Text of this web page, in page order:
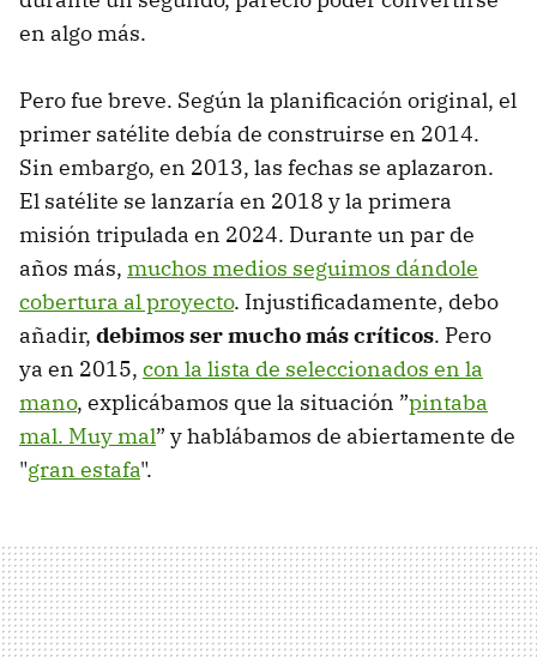
en algo más.
Pero fue breve. Según la planificación original, el
primer satélite debía de construirse en 2014.
Sin embargo, en 2013, las fechas se aplazaron.
El satélite se lanzaría en 2018 y la primera
misión tripulada en 2024. Durante un par de
años más, muchos medios seguimos dándole
cobertura al proyecto. Injustificadamente, debo
añadir, debimos ser mucho más críticos. Pero
ya en 2015, con la lista de seleccionados en la
mano, explicábamos que la situación ”pintaba
mal. Muy mal” y hablábamos de abiertamente de
"gran estafa".